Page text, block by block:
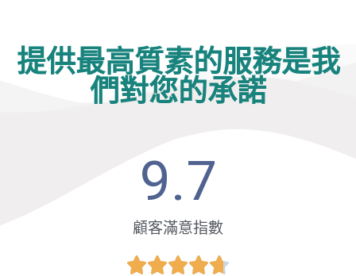
提供最高質素的服務是我
們對您的承諾
9.7
顧客滿意指數
